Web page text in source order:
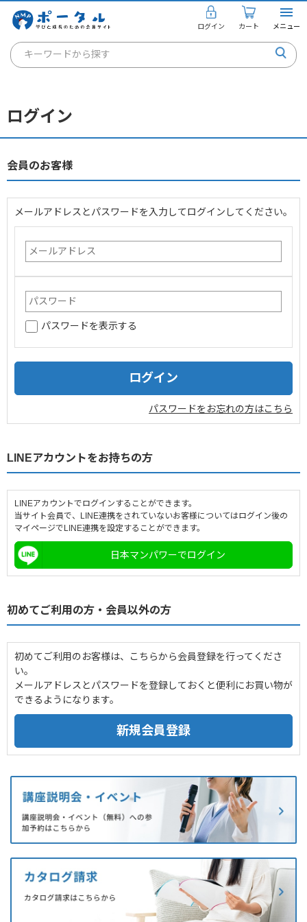
ログイン カート メニュー
キーワードから探す
通信講座
講座を探す
個人のお客様
法人のお客様
企業情報
採用情報
ログイン
会員のお客様
メールアドレスとパスワードを入力してログインしてください。
パスワードを表示する
パスワードをお忘れの方はこちら
LINEアカウントをお持ちの方
LINEアカウントでログインすることができます。
当サイト会員で、LINE連携をされていないお客様についてはログイン後の
マイページでLINE連携を設定することができます。
日本マンパワーでログイン
初めてご利用の方・会員以外の方
初めてご利用のお客様は、こちらから会員登録を行ってくださ
い。
メールアドレスとパスワードを登録しておくと便利にお買い物が
できるようになります。